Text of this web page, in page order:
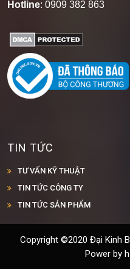
Hotline: 0909 382 863
TIN TỨC
TƯ VẤN KỸ THUẬT
TIN TỨC CÔNG TY
TIN TỨC SẢN PHẨM
Copyright ©2020 Đại Kinh
Power by